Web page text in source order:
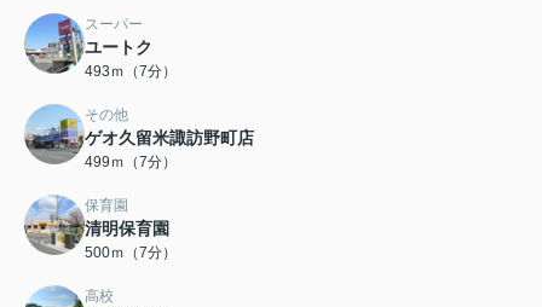
スーパー
ユートク
493ｍ（7分）
その他
ゲオ久留米諏訪野町店
499ｍ（7分）
保育園
清明保育園
500ｍ（7分）
高校